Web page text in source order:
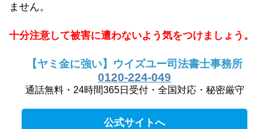
ません。
十分注意して被害に遭わないよう気をつけましょう。
【ヤミ金に強い】ウイズユー司法書士事務所
0120-224-049
通話無料・24時間365日受付・全国対応・秘密厳守
公式サイトへ